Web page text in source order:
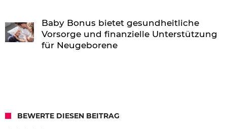
Baby Bonus bietet gesundheitliche
Vorsorge und finanzielle Unterstützung
für Neugeborene
BEWERTE DIESEN BEITRAG